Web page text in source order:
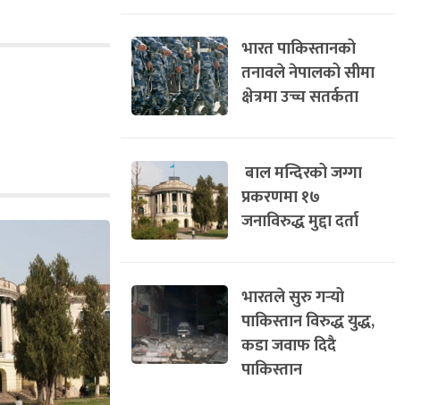
भारत पाकिस्तानको
तनावले नेपालको सीमा
क्षेत्रमा उच्च सतर्कता
बाल मन्दिरको जग्गा
प्रकरणमा १७
जनाविरुद्ध मुद्दा दर्ता
भारतले सुरु गर्‍यो
पाकिस्तान विरुद्ध युद्ध,
कडा जवाफ दिदै
पाकिस्तान